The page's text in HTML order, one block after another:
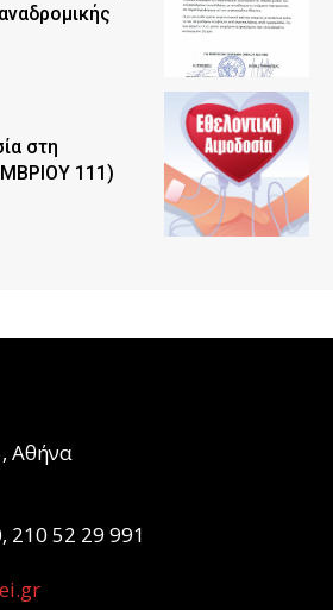
στη
111)
Αθήνα
210 52 29 991